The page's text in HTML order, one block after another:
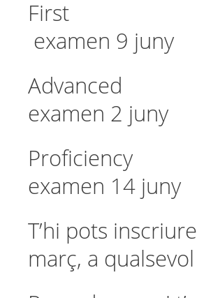
examen 9 juny
examen 2 juny
examen 14 juny
T’hi pots
març, a